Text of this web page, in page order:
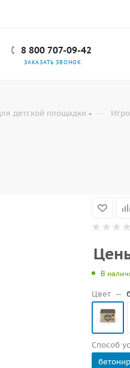
8 800 707-09-42
ЗАКАЗАТЬ ЗВОНОК
детской площадки —
В
Цвет —
Способ